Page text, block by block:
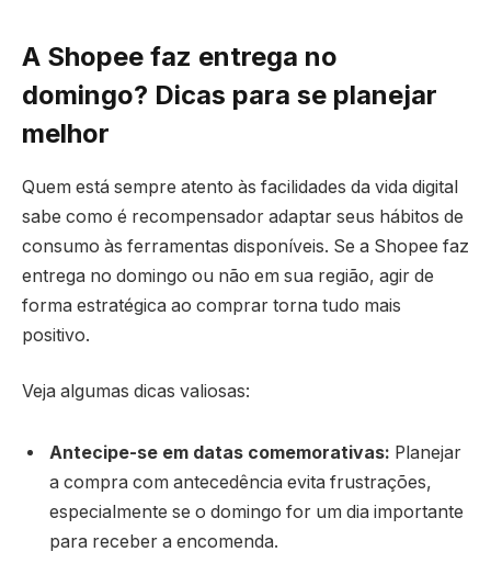
A Shopee faz entrega no
domingo? Dicas para se planejar
melhor
Quem está sempre atento às facilidades da vida digital
sabe como é recompensador adaptar seus hábitos de
consumo às ferramentas disponíveis. Se a Shopee faz
entrega no domingo ou não em sua região, agir de
forma estratégica ao comprar torna tudo mais
positivo.
Veja algumas dicas valiosas:
Antecipe-se em datas comemorativas: Planejar
a compra com antecedência evita frustrações,
especialmente se o domingo for um dia importante
para receber a encomenda.